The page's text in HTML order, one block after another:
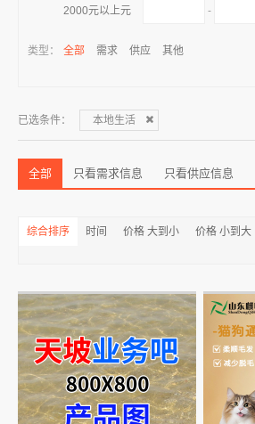
2000元以上元 -
类型： 全部 需求 供应 其他
已选条件： 本地生活
全部 只看需求信息 只看供应信息
综合排序 时间 价格 大到小 价格 小到大